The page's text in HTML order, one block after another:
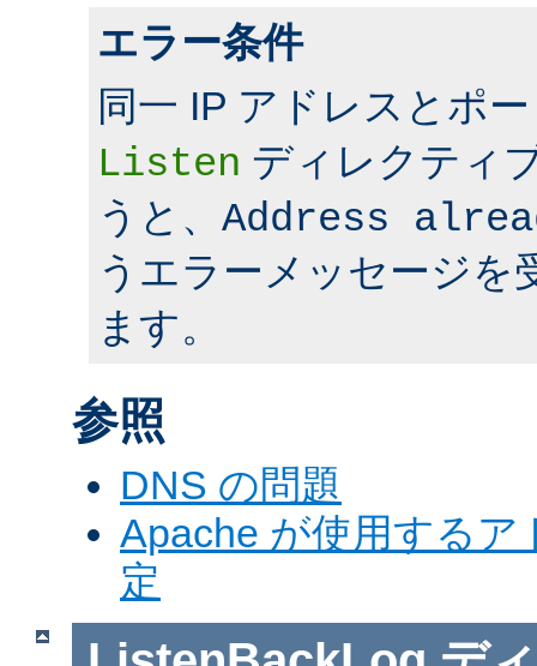
エラー条件
同一 IP アドレスとポ
Listen ディレクティ
うと、 Address
うエラーメッセージを
ます。
参照
DNS の問題
Apache が使用する
定